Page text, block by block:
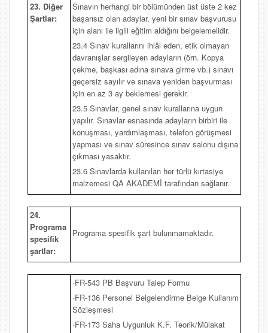
23. Diğer
Şartlar:
Sınavın herhangi bir bölümünden üst üste 2 kez
başarısız olan adaylar, yeni bir sınav başvurusu
için alanı ile ilgili eğitim aldığını belgelemelidir.
23.4 Sınav kurallarını ihlâl eden, etik olmayan
davranışlar sergileyen adayların (örn. Kopya
çekme, başkası adına sınava girme vb.) sınavı
geçersiz sayılır ve sınava yeniden başvurması
için en az 3 ay beklemesi gerekir.
23.5 Sınavlar, genel sınav kurallarına uygun
yapılır. Sınavlar esnasında adayların birbiri ile
konuşması, yardımlaşması, telefon görüşmesi
yapması ve sınav süresince sınav salonu dışına
çıkması yasaktır.
23.6 Sınavlarda kullanılan her türlü kırtasiye
malzemesi QA AKADEMİ tarafından sağlanır.
24.
Programa
spesifik
şartlar:
Programa spesifik şart bulunmamaktadır.
·FR-543 PB Başvuru Talep Formu
·FR-136 Personel Belgelendirme Belge Kullanım
Sözleşmesi
·FR-173 Saha Uygunluk K.F. Teorik/Mülakat